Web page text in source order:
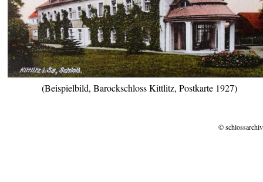
(Beispielbild, Barockschloss Kittlitz, Postkarte 1927)
©